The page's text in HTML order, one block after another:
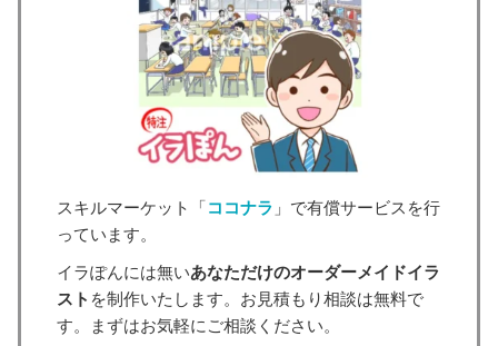
スキルマーケット「ココナラ 」で有償サービスを行
っています。
イラぽんには無いあなただけのオーダーメイドイラ
スト を制作いたします。お見積もり相談は無料で
す。まずはお気軽にご相談ください。